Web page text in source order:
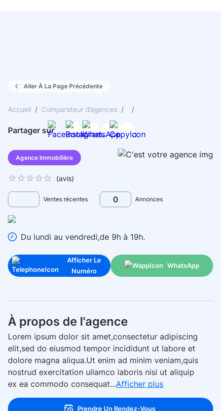
Aller À La Page Précédente
Accueil / Comparateur d’agences / /
Partager sur
Agence Immobilière
(avis)
Ventes récentes 0 Annonces
Du lundi au vendredi,de 9h à 19h.
Afficher Le
Numéro
WhatsApp
À propos de l'agence
Lorem ipsum dolor sit amet,consectetur adipiscing
elit,sed do eiusmod tempor incididunt ut labore et
dolore magna aliqua.Ut enim ad minim veniam,quis
nostrud exercitation ullamco laboris nisi ut aliquip
ex ea commodo consequat...Afficher plus
Prendre Un Rendez-Vous